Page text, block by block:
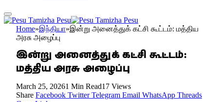
Home»இந்தியா»இன்று அனைத்துக் கட்சி கூட்டம்: மத்திய
அரசு அழைப்பு
இன்று அனைத்துக் கட்சி கூட்டம்:
மத்திய அரசு அழைப்பு
March 25, 20261 Min Read17 Views
Share Facebook Twitter Telegram Email WhatsApp Threads